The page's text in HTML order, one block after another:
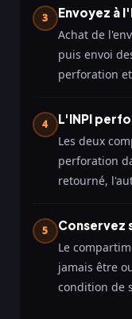
3
Envoyez à
Achat de
puis envoi
perforation
4
L'INPI
Les deux
perforation
retourné,
5
Conservez
Le
jamais être
condition de